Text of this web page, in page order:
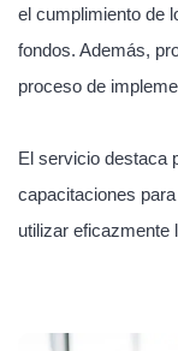
el cumplimiento de
fondos. Además,
proceso de
El servicio destaca
capacitaciones
utilizar eficazmente